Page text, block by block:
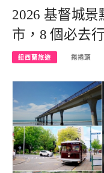
2026 基督城
市，8 個必去
紐西蘭旅遊 捲捲頭